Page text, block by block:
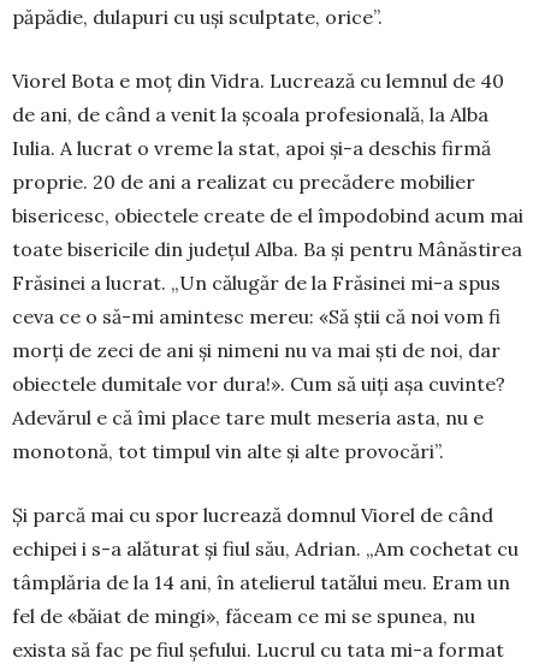
păpădie, dulapuri cu uși sculptate, orice”.
Viorel Bota e moț din Vidra. Lucrează cu lem­nul de 40
de ani, de când a venit la școala profesională, la Alba
Iulia. A lucrat o vreme la stat, apoi și-a deschis firmă
proprie. 20 de ani a re­alizat cu precădere mobilier
bisericesc, obiec­tele create de el împodobind acum mai
toate bisericile din județul Alba. Ba și pentru Mâ­năs­tirea
Frăsinei a lucrat. „Un călugăr de la Fră­sinei mi-a spus
ceva ce o să-mi amintesc mereu: «Să știi că noi vom fi
morți de zeci de ani și nimeni nu va mai ști de noi, dar
obiectele dumitale vor dura!». Cum să uiți așa cuvinte?
Adevărul e că îmi place tare mult meseria asta, nu e
monotonă, tot timpul vin alte și alte provocări”.
Și parcă mai cu spor lucrează domnul Viorel de când
echipei i s-a alăturat și fiul său, Adrian. „Am cochetat cu
tâmplăria de la 14 ani, în atelierul ta­tălui meu. Eram un
fel de «băiat de mingi», făceam ce mi se spunea, nu
exista să fac pe fiul șefului. Lucrul cu tata mi-a format